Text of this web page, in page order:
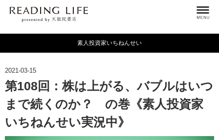
素人投資家いちねんせい
2021-03-15
第108回：株は上がる、バブルはいつ
まで続くのか？ の巻《素人投資家
いちねんせい実況中》